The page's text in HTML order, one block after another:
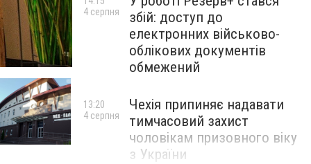
збій: доступ до
електронних військово-
облікових документів
обмежений
4 серпня
Чехія припиняє надавати
тимчасовий захист
чоловікам призовного віку
з України
13:20
4 серпня